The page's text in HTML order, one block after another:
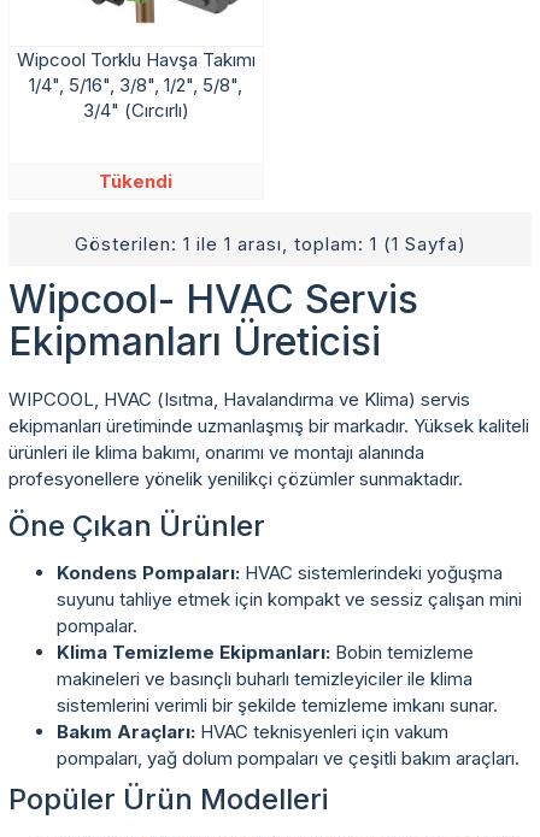
Wipcool Torklu Havşa Takımı
1/4", 5/16", 3/8", 1/2", 5/8",
3/4" (Cırcırlı)
Tükendi
Gösterilen: 1 ile 1 arası, toplam: 1 (1 Sayfa)
Wipcool- HVAC Servis
Ekipmanları Üreticisi
WIPCOOL, HVAC (Isıtma, Havalandırma ve Klima) servis
ekipmanları üretiminde uzmanlaşmış bir markadır. Yüksek kaliteli
ürünleri ile klima bakımı, onarımı ve montajı alanında
profesyonellere yönelik yenilikçi çözümler sunmaktadır.
Öne Çıkan Ürünler
Kondens Pompaları: HVAC sistemlerindeki yoğuşma
suyunu tahliye etmek için kompakt ve sessiz çalışan mini
pompalar.
Klima Temizleme Ekipmanları: Bobin temizleme
makineleri ve basınçlı buharlı temizleyiciler ile klima
sistemlerini verimli bir şekilde temizleme imkanı sunar.
Bakım Araçları: HVAC teknisyenleri için vakum
pompaları, yağ dolum pompaları ve çeşitli bakım araçları.
Popüler Ürün Modelleri